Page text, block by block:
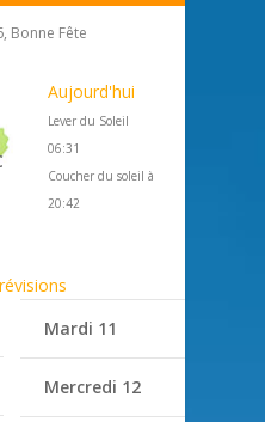
Bonne Fête
Aujourd'hui
Lever du Soleil
06:31
Coucher du soleil à
20:42
Mardi 11
Mercredi 12